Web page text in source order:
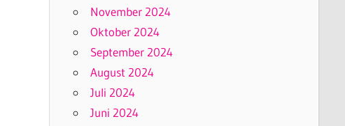
November 2024
Oktober 2024
September 2024
August 2024
Juli 2024
Juni 2024